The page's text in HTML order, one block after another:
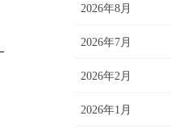
2026年8月
2026年7月
2026年2月
2026年1月